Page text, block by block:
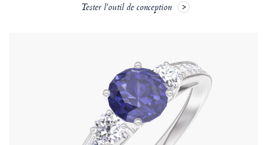
Tester l'outil de conception